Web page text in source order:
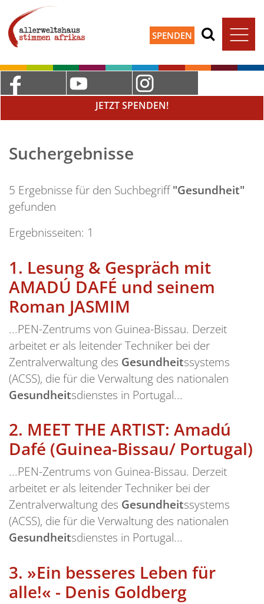
SPENDEN
JETZT SPENDEN!
Suchergebnisse
5 Ergebnisse für den Suchbegriff"Gesundheit"
gefunden
Ergebnisseiten: 1
1. Lesung & Gespräch mit
AMADÚ DAFÉ und seinem
Roman JASMIM
...PEN-Zentrums von Guinea-Bissau. Derzeit
arbeitet er als leitender Techniker bei der
Zentralverwaltung des Gesundheitssystems
(ACSS), die für die Verwaltung des nationalen
Gesundheitsdienstes in Portugal...
2. MEET THE ARTIST: Amadú
Dafé (Guinea-Bissau/ Portugal)
...PEN-Zentrums von Guinea-Bissau. Derzeit
arbeitet er als leitender Techniker bei der
Zentralverwaltung des Gesundheitssystems
(ACSS), die für die Verwaltung des nationalen
Gesundheitsdienstes in Portugal...
3. »Ein besseres Leben für
alle!« - Denis Goldberg